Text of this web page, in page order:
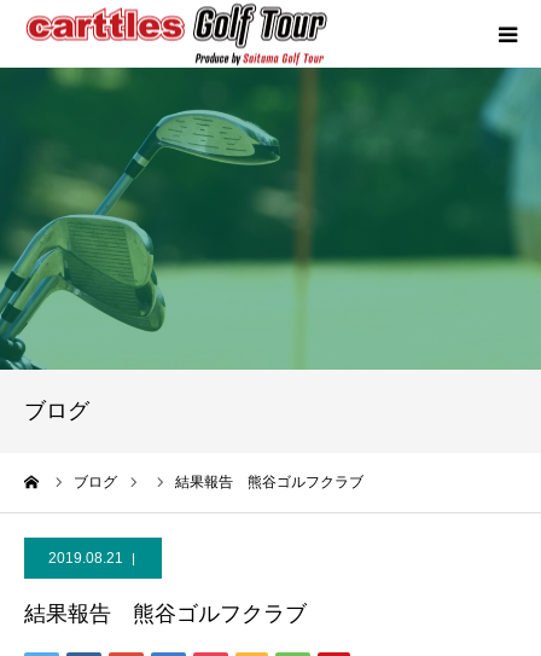
ブログ
ブログ 結果報告 熊谷ゴルフクラブ
2019.08.21
結果報告 熊谷ゴルフクラブ
競技概要
年間スケジュール
試合報告